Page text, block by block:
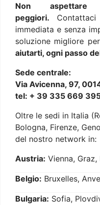
Non
peggiori.
immediata e senza
soluzione migliore
aiutarti, ogni passo
Sede centrale:
Via Avicenna, 97,
tel: + 39 335 669
Oltre le sedi in Italia
Bologna, Firenze,
del nostro network in:
Austria: Vienna,
Belgio: Bruxelles,
Bulgaria: Sofia,